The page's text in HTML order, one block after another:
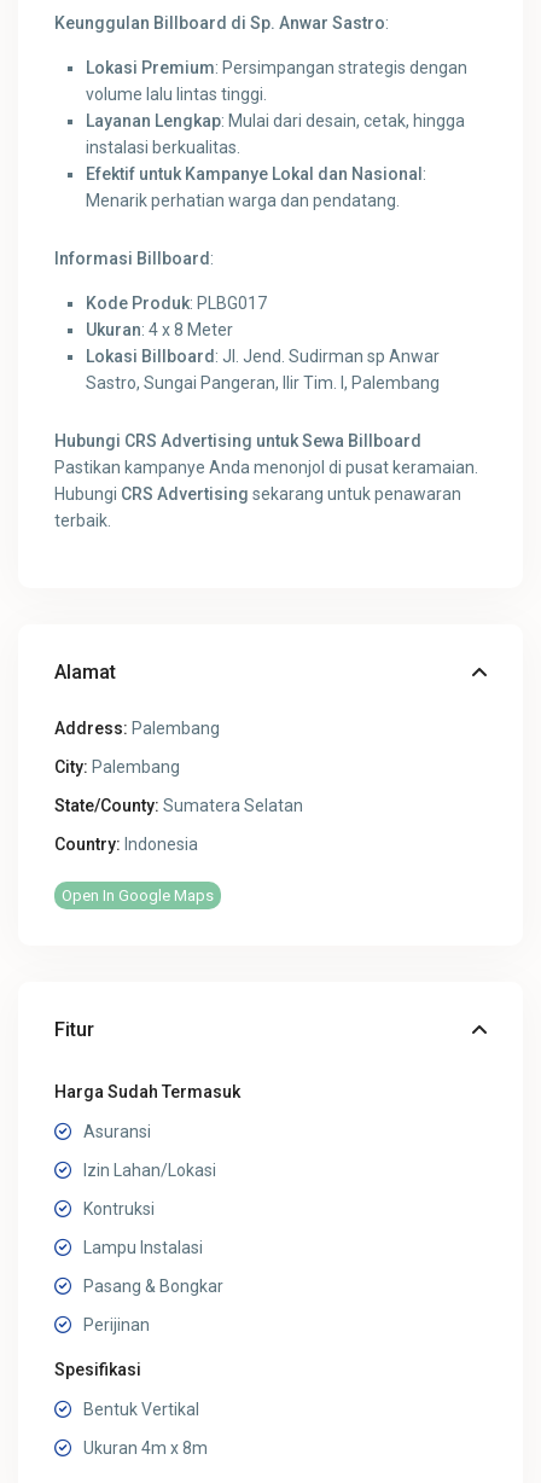
Keunggulan Billboard di Sp. Anwar Sastro:
Lokasi Premium: Persimpangan strategis dengan
volume lalu lintas tinggi.
Layanan Lengkap: Mulai dari desain, cetak, hingga
instalasi berkualitas.
Efektif untuk Kampanye Lokal dan Nasional :
Menarik perhatian warga dan pendatang.
Informasi Billboard :
Kode Produk: PLBG017
Ukuran: 4 x 8 Meter
Lokasi Billboard : Jl. Jend. Sudirman sp Anwar
Sastro, Sungai Pangeran, Ilir Tim. I, Palembang
Hubungi CRS Advertising untuk Sewa Billboard
Pastikan kampanye Anda menonjol di pusat keramaian.
Hubungi CRS Advertising sekarang untuk penawaran
terbaik.
Alamat
Address: Palembang
City: Palembang
State/County: Sumatera Selatan
Country: Indonesia
Open In Google Maps
Fitur
Harga Sudah Termasuk
Asuransi
Izin Lahan/Lokasi
Kontruksi
Lampu Instalasi
Pasang & Bongkar
Perijinan
Spesifikasi
Bentuk Vertikal
Ukuran 4m x 8m